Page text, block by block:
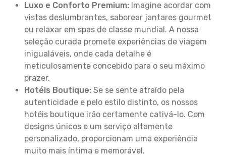
Luxo e Conforto Premium: Imagine acordar com
vistas deslumbrantes, saborear jantares gourmet
ou relaxar em spas de classe mundial. A nossa
seleção curada promete experiências de viagem
inigualáveis, onde cada detalhe é
meticulosamente concebido para o seu máximo
prazer.
Hotéis Boutique: Se se sente atraído pela
autenticidade e pelo estilo distinto, os nossos
hotéis boutique irão certamente cativá-lo. Com
designs únicos e um serviço altamente
personalizado, proporcionam uma experiência
muito mais íntima e memorável.